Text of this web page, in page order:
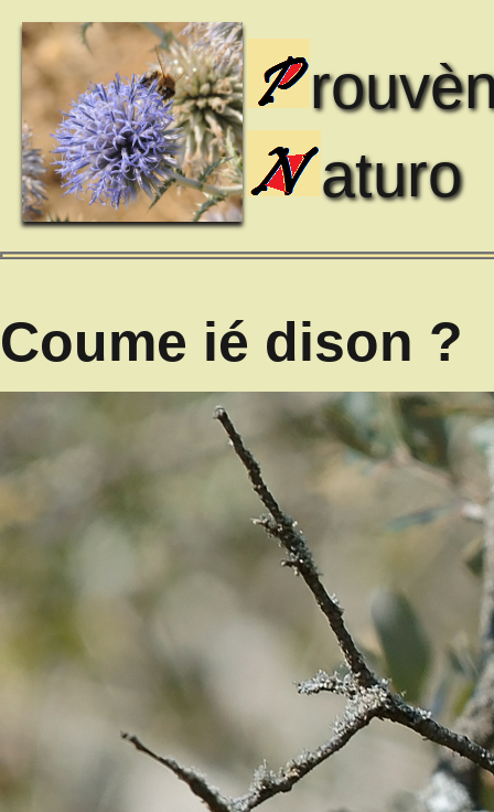
aturo
Coume ié dison ?